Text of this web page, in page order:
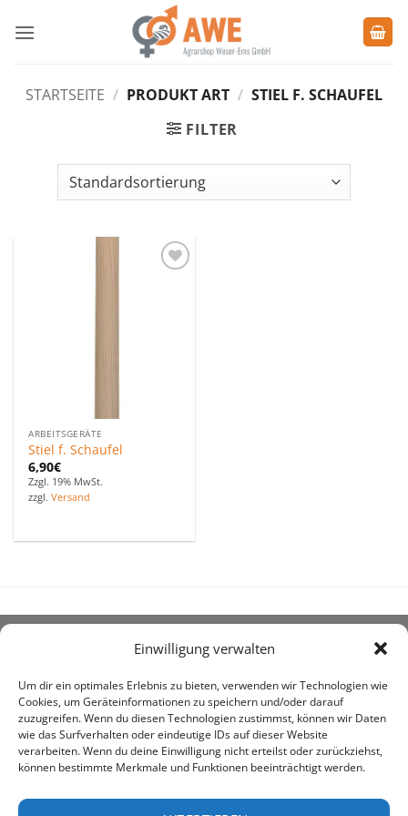
Einwilligung verwalten
Um dir ein optimales Erlebnis zu bieten, verwenden wir Technologien wie
Cookies, um Geräteinformationen zu speichern und/oder darauf
zuzugreifen. Wenn du diesen Technologien zustimmst, können wir Daten
wie das Surfverhalten oder eindeutige IDs auf dieser Website
verarbeiten. Wenn du deine Einwilligung nicht erteilst oder zurückziehst,
können bestimmte Merkmale und Funktionen beeinträchtigt werden.
Inhalt
STARTSEITE / PRODUKT ART / STIEL F. SCHAUFEL
FILTER
ARBEITSGERÄTE
Stiel f. Schaufel
6,90€
Zzgl. 19% MwSt.
zzgl.Versand
um den Kauf landwirtschaftlicher Bedarfsartikel geht.